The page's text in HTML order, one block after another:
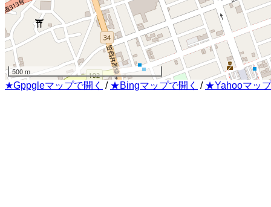
500 m
★Gppgleマップで開く / ★Bingマップで開く / ★Yahooマッ